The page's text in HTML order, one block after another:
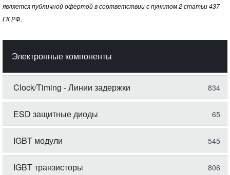
является публичной офертой в соответствии с пунктом 2 статьи 437
ГК РФ.
Электронные компоненты
Clock/Timing - Линии задержки 834
ESD защитные диоды 65
IGBT модули 545
IGBT транзисторы 806